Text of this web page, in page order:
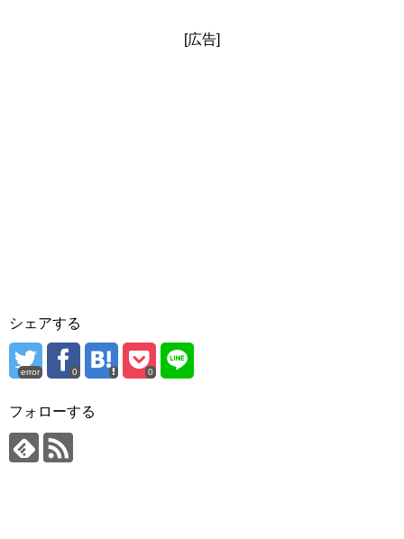
[広告]
シェアする
error 0 0
フォローする